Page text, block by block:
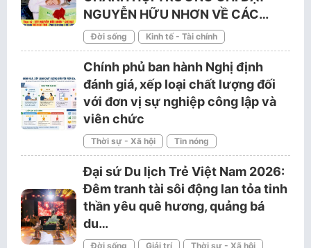
NGUYỄN HỮU NHƠN VỀ CÁC…
Đời sống Kinh tế - Tài chính
Chính phủ ban hành Nghị định
đánh giá, xếp loại chất lượng đối
với đơn vị sự nghiệp công lập và
viên chức
Thời sự - Xã hội Tin nóng
Đại sứ Du lịch Trẻ Việt Nam 2026:
Đêm tranh tài sôi động lan tỏa tinh
thần yêu quê hương, quảng bá
du…
Đời sống Giải trí
Thời sự - Xã hội